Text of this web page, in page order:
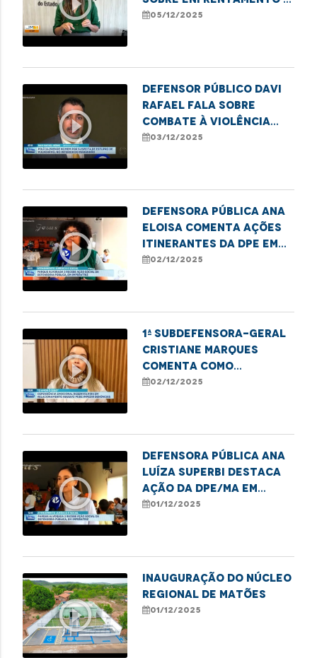
pornografia infantil
05/12/2025
play_circle_outline
Defensor Público Davi
Rafael fala sobre
combate à violência
contra crianças e
03/12/2025
play_circle_outline
Defensora pública Ana
Eloisa comenta ações
itinerantes da DPE em
Imperatriz
02/12/2025
play_circle_outline
1ª subdefensora-geral
Cristiane Marques
comenta como
dependência emocional
02/12/2025
play_circle_outline
Defensora Pública Ana
Luíza Superbi destaca
ação da DPE/MA em
Imperatriz em defesa
01/12/2025
play_circle_outline
Inauguração do Núcleo
Regional de Matões
01/12/2025